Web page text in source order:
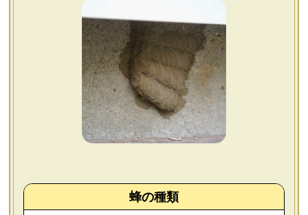
会社概要
お問い合わせ
個人情報保護方針
蜂の種類